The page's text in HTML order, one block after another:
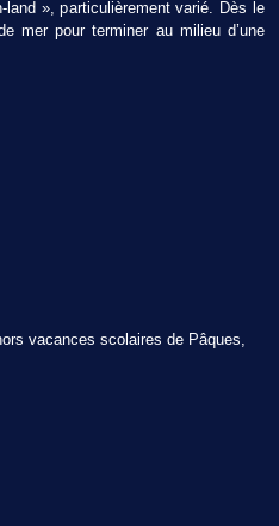
land », particulièrement varié. Dès le
mer pour terminer au milieu d’une
vacances scolaires de Pâques,